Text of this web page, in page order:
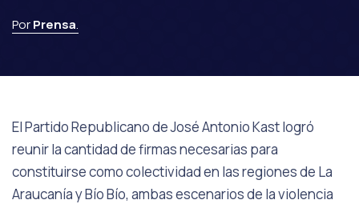
PorPrensa.
El Partido Republicano de José Antonio Kast logró
reunir la cantidad de firmas necesarias para
constituirse como colectividad en las regiones de La
Araucanía y Bío Bío, ambas escenarios de la violencia